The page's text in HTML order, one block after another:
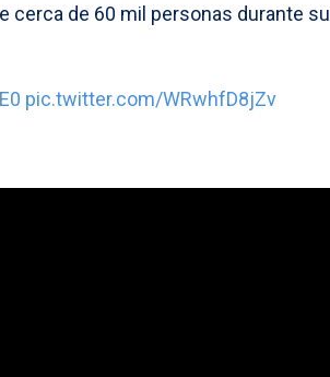
cerca de 60 mil personas durante su
pic.twitter.com/WRwhfD8jZv